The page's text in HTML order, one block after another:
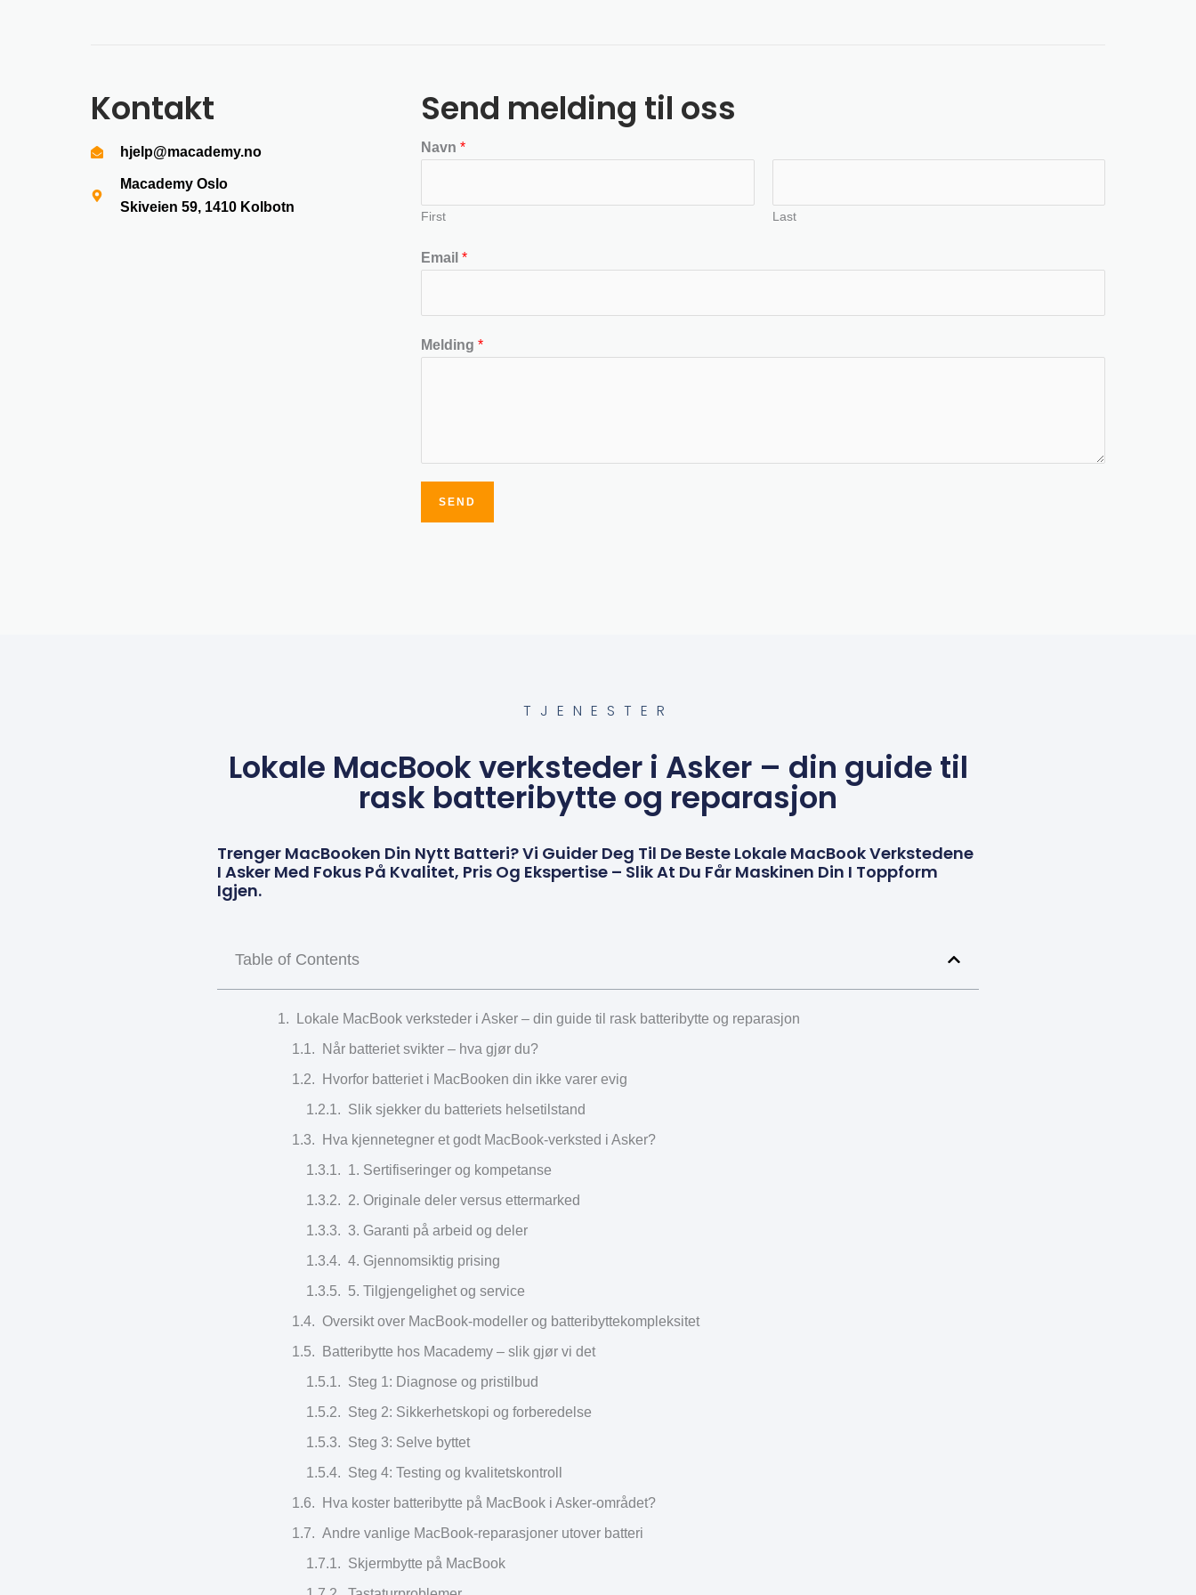
Kontakt
hjelp@macademy.no
Macademy Oslo
Skiveien 59, 1410 Kolbotn
Send melding til oss
Navn*
First Last
Email*
Melding*
SEND
TJENESTER
Lokale MacBook verksteder i Asker – din guide til
rask batteribytte og reparasjon
Trenger MacBooken Din Nytt Batteri? Vi Guider Deg Til De Beste Lokale MacBook Verkstedene
I Asker Med Fokus På Kvalitet, Pris Og Ekspertise – Slik At Du Får Maskinen Din I Toppform
Igjen.
Table of Contents
Lokale MacBook verksteder i Asker – din guide til rask batteribytte og reparasjon
Når batteriet svikter – hva gjør du?
Hvorfor batteriet i MacBooken din ikke varer evig
Slik sjekker du batteriets helsetilstand
Hva kjennetegner et godt MacBook-verksted i Asker?
1. Sertifiseringer og kompetanse
2. Originale deler versus ettermarked
3. Garanti på arbeid og deler
4. Gjennomsiktig prising
5. Tilgjengelighet og service
Oversikt over MacBook-modeller og batteribyttekompleksitet
Batteribytte hos Macademy – slik gjør vi det
Steg 1: Diagnose og pristilbud
Steg 2: Sikkerhetskopi og forberedelse
Steg 3: Selve byttet
Steg 4: Testing og kvalitetskontroll
Hva koster batteribytte på MacBook i Asker-området?
Andre vanlige MacBook-reparasjoner utover batteri
Skjermbytte på MacBook